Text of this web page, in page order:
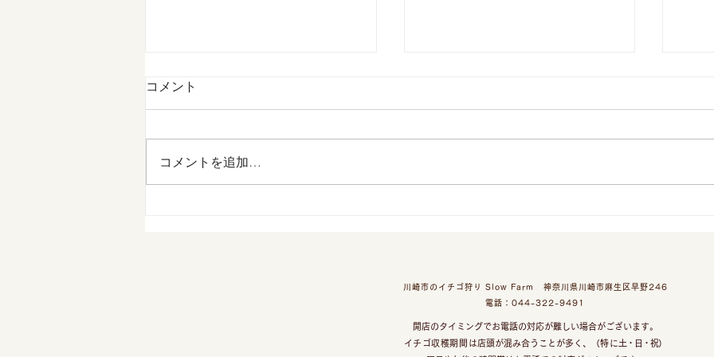
予報の為、トウモロコシ狩りを開
トからキャンセル手続きが出来ま
すのでそちらよりお願いいたしま
す。 お気をつけてお越しくださ
いませ。
コメント
コメントを追加…
川崎市のイチゴ狩り Slow Farm 神奈川県川崎市麻生区早野246
​電話：044-322-9491
開店のタイミングでお電話の対応が難しい場合がございます。
イチゴ収穫期間 は店頭が混み合うことが多く、 （特に土・日・祝）